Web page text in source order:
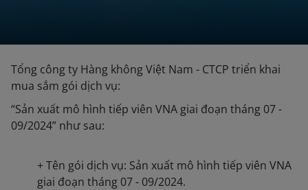
Tổng công ty Hàng không Việt Nam - CTCP triển khai
mua sắm gói dịch vụ:
“Sản xuất mô hình tiếp viên VNA giai đoạn tháng 07 -
09/2024” như sau:
+ Tên gói dịch vụ: Sản xuất mô hình tiếp viên VNA
giai đoạn tháng 07 - 09/2024.